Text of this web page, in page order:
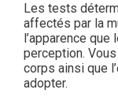
Les tests
affectés par la
l’apparence
perception.
corps ainsi que
adopter.